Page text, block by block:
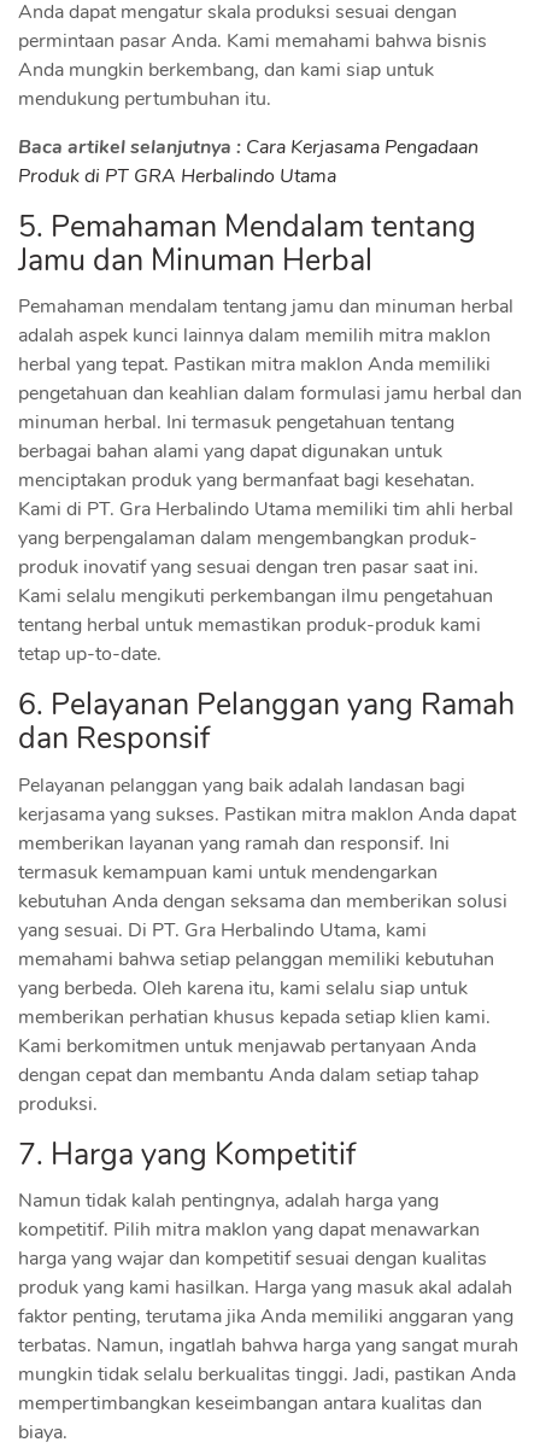
Anda dapat mengatur skala produksi sesuai dengan
permintaan pasar Anda. Kami memahami bahwa bisnis
Anda mungkin berkembang, dan kami siap untuk
mendukung pertumbuhan itu.
Baca artikel selanjutnya : Cara Kerjasama Pengadaan
Produk di PT GRA Herbalindo Utama
5. Pemahaman Mendalam tentang
Jamu dan Minuman Herbal
Pemahaman mendalam tentang jamu dan minuman herbal
adalah aspek kunci lainnya dalam memilih mitra maklon
herbal yang tepat. Pastikan mitra maklon Anda memiliki
pengetahuan dan keahlian dalam formulasi jamu herbal dan
minuman herbal. Ini termasuk pengetahuan tentang
berbagai bahan alami yang dapat digunakan untuk
menciptakan produk yang bermanfaat bagi kesehatan.
Kami di PT. Gra Herbalindo Utama memiliki tim ahli herbal
yang berpengalaman dalam mengembangkan produk-
produk inovatif yang sesuai dengan tren pasar saat ini.
Kami selalu mengikuti perkembangan ilmu pengetahuan
tentang herbal untuk memastikan produk-produk kami
tetap up-to-date.
6. Pelayanan Pelanggan yang Ramah
dan Responsif
Pelayanan pelanggan yang baik adalah landasan bagi
kerjasama yang sukses. Pastikan mitra maklon Anda dapat
memberikan layanan yang ramah dan responsif. Ini
termasuk kemampuan kami untuk mendengarkan
kebutuhan Anda dengan seksama dan memberikan solusi
yang sesuai. Di PT. Gra Herbalindo Utama, kami
memahami bahwa setiap pelanggan memiliki kebutuhan
yang berbeda. Oleh karena itu, kami selalu siap untuk
memberikan perhatian khusus kepada setiap klien kami.
Kami berkomitmen untuk menjawab pertanyaan Anda
dengan cepat dan membantu Anda dalam setiap tahap
produksi.
7. Harga yang Kompetitif
Namun tidak kalah pentingnya, adalah harga yang
kompetitif. Pilih mitra maklon yang dapat menawarkan
harga yang wajar dan kompetitif sesuai dengan kualitas
produk yang kami hasilkan. Harga yang masuk akal adalah
faktor penting, terutama jika Anda memiliki anggaran yang
terbatas. Namun, ingatlah bahwa harga yang sangat murah
mungkin tidak selalu berkualitas tinggi. Jadi, pastikan Anda
mempertimbangkan keseimbangan antara kualitas dan
biaya.